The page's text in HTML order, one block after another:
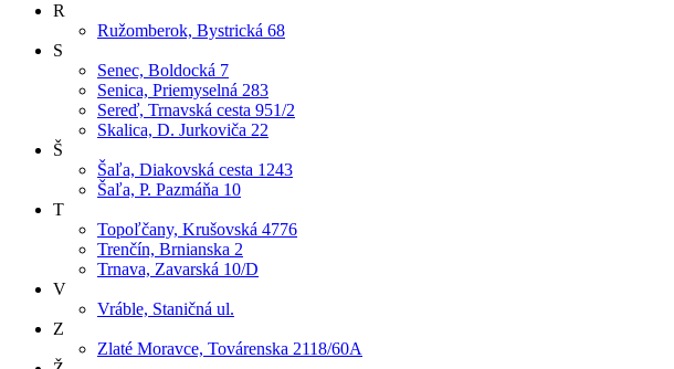
R
Ružomberok, Bystrická 68
S
Senec, Boldocká 7
Senica, Priemyselná 283
Sereď, Trnavská cesta 951/2
Skalica, D. Jurkoviča 22
Š
Šaľa, Diakovská cesta 1243
Šaľa, P. Pazmáňa 10
T
Topoľčany, Krušovská 4776
Trenčín, Brnianska 2
Trnava, Zavarská 10/D
V
Vráble, Staničná ul.
Z
Zlaté Moravce, Továrenska 2118/60A